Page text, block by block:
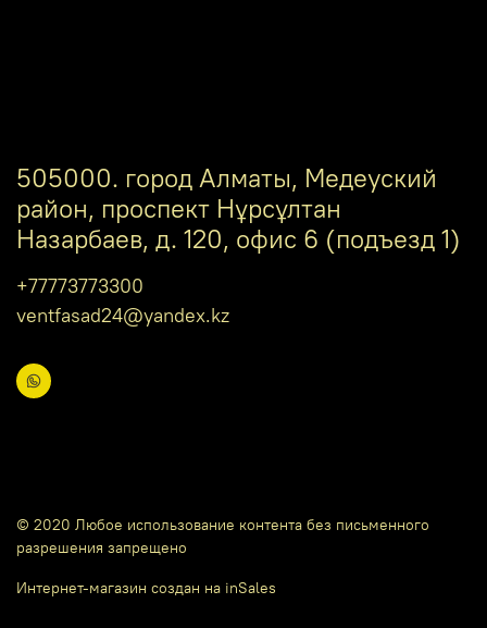
505000. город Алматы, Медеуский
район, проспект Нұрсұлтан
Назарбаев, д. 120, офис 6 (подъезд 1)
+77773773300
ventfasad24@yandex.kz
© 2020 Любое использование контента без письменного
разрешения запрещено
Интернет-магазин создан на inSales